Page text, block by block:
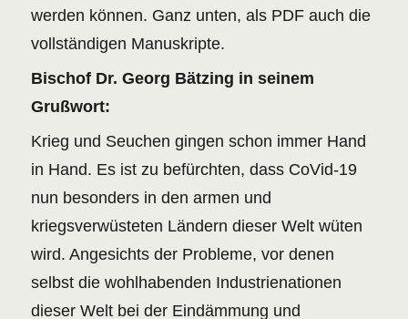
werden können. Ganz unten, als PDF auch die
vollständigen Manuskripte.
Bischof Dr. Georg Bätzing in seinem
Grußwort:
Krieg und Seuchen gingen schon immer Hand
in Hand. Es ist zu befürchten, dass CoVid-19
nun besonders in den armen und
kriegsverwüsteten Ländern dieser Welt wüten
wird. Angesichts der Probleme, vor denen
selbst die wohlhabenden Industrienationen
dieser Welt bei der Eindämmung und